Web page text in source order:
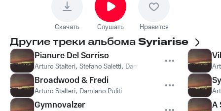
Скачать Слушать Нравится
Другие треки альбомаSyriarise
Pianure Del Sorriso
Arturo Stalteri, Stefano Saletti, Damiano Puliti Orio Odori,
Broadwood & Fredi
Arturo Stalteri, Damiano Puliti
Gymnovalzer A